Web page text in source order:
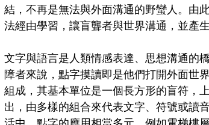
結，不再是無法與外面溝通的野蠻人。由
法經由學習，讓盲聾者與世界溝通，並產生
文字與語言是人類情感表達、思想溝通的
障者來說，點字摸讀即是他們打開外面世
組成，其基本單位是一個長方形的盲符，
出，由多樣的組合來代表文字、符號或讀